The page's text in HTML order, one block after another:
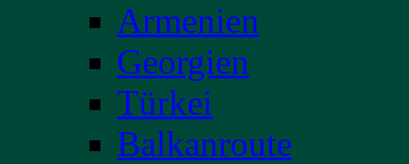
Armenien
Georgien
Türkei
Balkanroute